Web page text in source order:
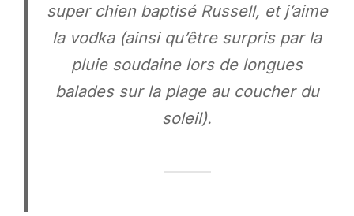
super chien baptisé Russell, et j’aime
la vodka (ainsi qu’être surpris par la
pluie soudaine lors de longues
balades sur la plage au coucher du
soleil).